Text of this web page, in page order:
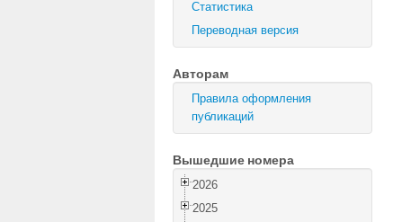
Статистика
Переводная версия
Авторам
Правила оформления
публикаций
Вышедшие номера
2026
2025